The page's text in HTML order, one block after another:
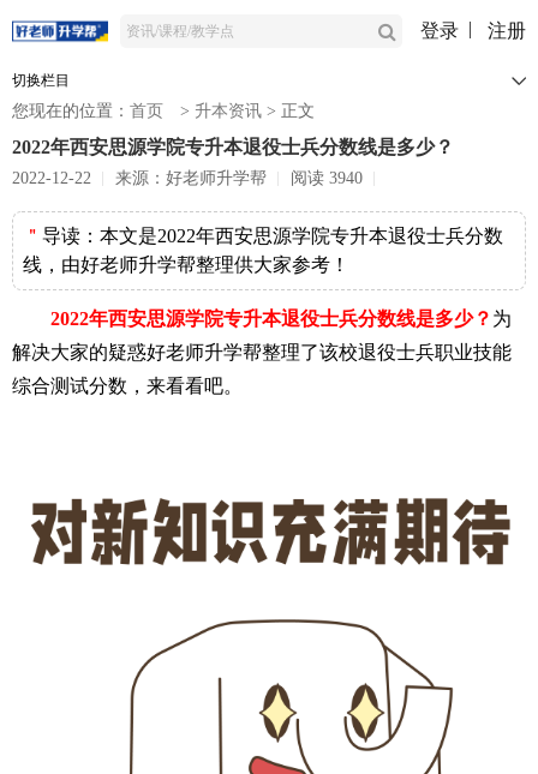
登录 注册
切换栏目
您现在的位置： 首页 > 升本资讯 > 正文
2022年西安思源学院专升本退役士兵分数线是多少？
2022-12-22 来源：好老师升学帮 阅读 3940
＂ 导读： 本文是2022年西安思源学院专升本退役士兵分数
线，由好老师升学帮整理供大家参考！
2022年西安思源学院专升本退役士兵分数线是多少？ 为
解决大家的疑惑好老师升学帮整理了该校退役士兵职业技能
综合测试分数，来看看吧。